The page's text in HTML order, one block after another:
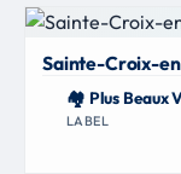
Sainte-Croix-
LABEL